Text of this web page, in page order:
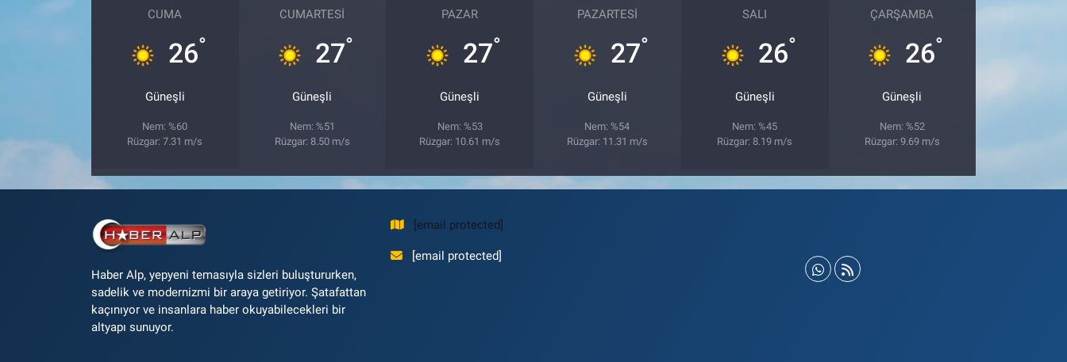
CUMA
26°
Güneşli
Nem: %60
Rüzgar: 7.31 m/s
CUMARTESI
27°
Güneşli
Nem: %51
Rüzgar: 8.50 m/s
PAZAR
27°
Güneşli
Nem: %53
Rüzgar: 10.61 m/s
PAZARTESI
27°
Güneşli
Nem: %54
Rüzgar: 11.31 m/s
SALI
26°
Güneşli
Nem: %45
Rüzgar: 8.19 m/s
ÇARŞAMBA
26°
Güneşli
Nem: %52
Rüzgar: 9.69 m/s
Haber Alp, yepyeni temasıyla sizleri buluştururken,
sadelik ve modernizmi bir araya getiriyor. Şatafattan
kaçınıyor ve insanlara haber okuyabilecekleri bir
altyapı sunuyor.
[email protected]
[email protected]